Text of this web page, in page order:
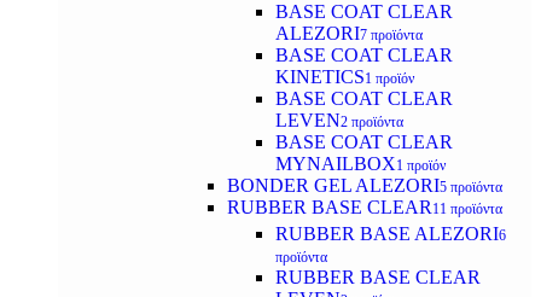
BASE COAT CLEAR
ALEZORI7 προϊόντα
BASE COAT CLEAR
KINETICS1 προϊόν
BASE COAT CLEAR
LEVEN2 προϊόντα
BASE COAT CLEAR
MYNAILBOX1 προϊόν
BONDER GEL ALEZORI5 προϊόντα
RUBBER BASE CLEAR 11 προϊόντα
RUBBER BASE ALEZORI6
προϊόντα
RUBBER BASE CLEAR